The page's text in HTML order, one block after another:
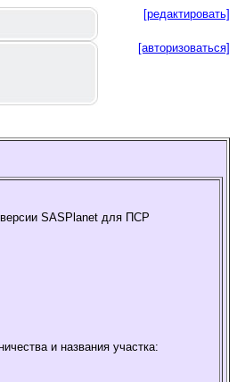
[редактировать]
[авторизоваться]
и SASPlanet для ПСР
и названия участка: